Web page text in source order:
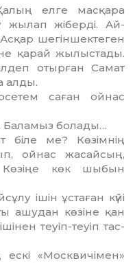
елге масқара
жылап жіберді. Ай­
шегіншектеген
қарай жы­лыстады.
отырған Самат
алды.
саған ойнас
Ба­ламыз болады…
бі­ле ме? Көзімнің
ойнас жасайсың,
көк шыбын
ішін ұстаған күйі
ашу­дан көзіне қан
теуіп-теуіп тас­
«Москвичімен»